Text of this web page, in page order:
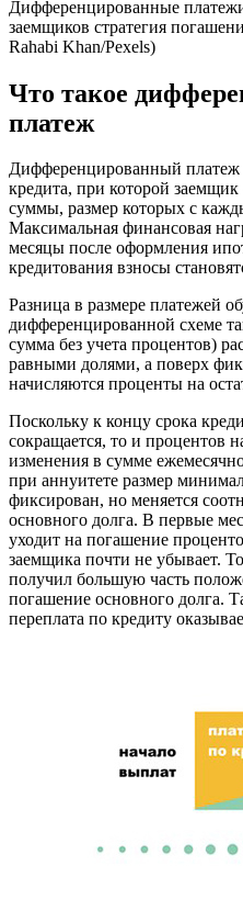
Дифференцированные
заемщиков стратегия
Rahabi Khan/Pexels)
Что такое
платеж
Дифференцированный
кредита, при которой
суммы, размер которых с
Максимальная финансовая
месяцы после оформления
кредитования взносы
Разница в размере платежей
дифференцированной схеме
сумма без учета процентов)
равными долями, а поверх
начисляются проценты на
Поскольку к концу срока
сокращается, то и процентов
изменения в сумме
при аннуитете размер
фиксирован, но меняется
основного долга. В первые
уходит на погашение
заемщика почти не убывает.
получил большую часть
погашение основного долга.
переплата по кредиту